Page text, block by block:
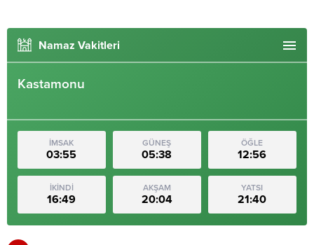
Namaz Vakitleri
Kastamonu
İMSAK
03:55
GÜNEŞ
05:38
ÖĞLE
12:56
İKİNDİ
16:49
AKŞAM
20:04
YATSI
21:40